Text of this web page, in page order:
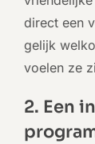
direct een
gelijk
voelen ze
2. Een